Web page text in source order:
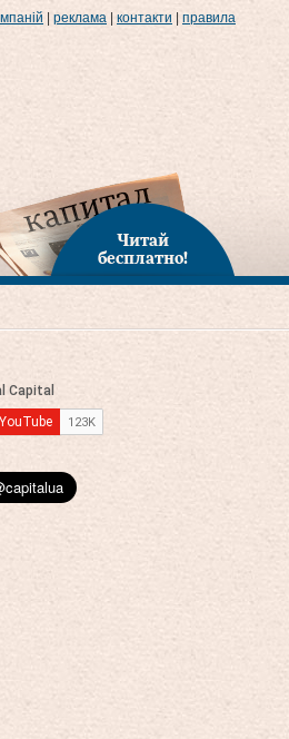
реклама контакти правила
Читай
бесплатно!